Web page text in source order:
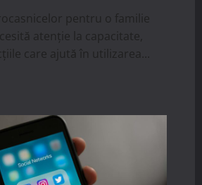
pentru o familie
atenție la capacitate,
care ajută în utilizarea...